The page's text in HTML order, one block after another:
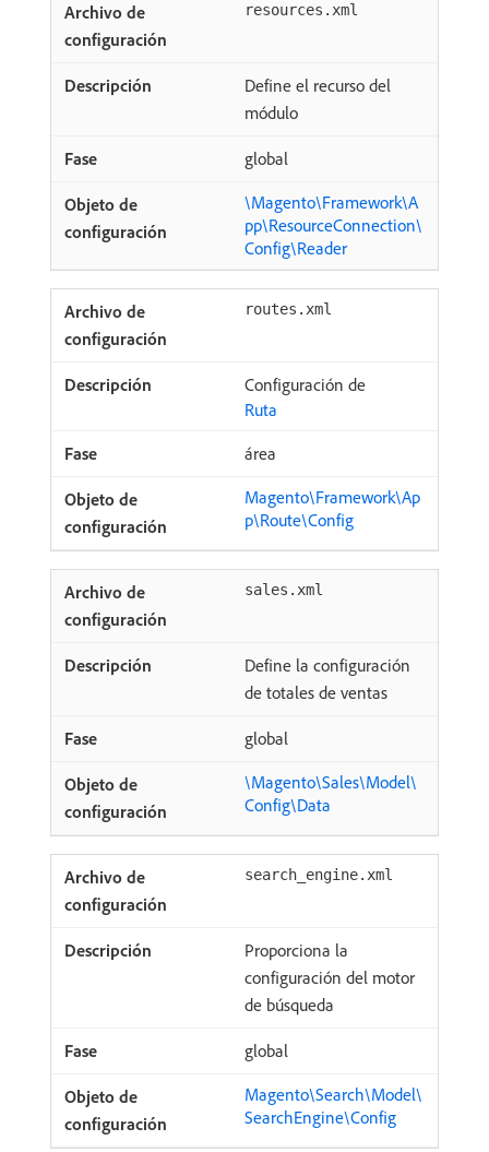
resources.xml
Define el recurso del
módulo
global
\Magento\Framework\A
pp\ResourceConnection\
Config\Reader
routes.xml
Configuración de
Ruta
área
Magento\Framework\Ap
p\Route\Config
sales.xml
Define la configuración
de totales de ventas
global
\Magento\Sales\Model\
Config\Data
search_engine.xml
Proporciona la
configuración del motor
de búsqueda
global
Magento\Search\Model\
SearchEngine\Config